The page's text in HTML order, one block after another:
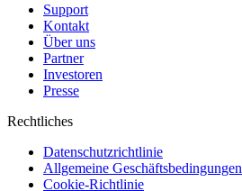
Support
Kontakt
Über uns
Partner
Investoren
Presse
Rechtliches
Datenschutzrichtlinie
Allgemeine Geschäftsbedingungen
Cookie-Richtlinie